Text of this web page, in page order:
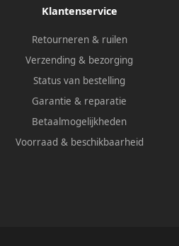
Klantenservice
Retourneren & ruilen
Verzending & bezorging
Status van bestelling
Garantie & reparatie
Betaalmogelijkheden
Voorraad & beschikbaarheid